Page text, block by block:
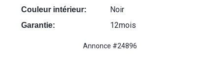
Couleur intérieur: Noir
Garantie: 12mois
Annonce #24896